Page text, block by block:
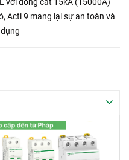
Acti 9 mang lại sự an toàn và